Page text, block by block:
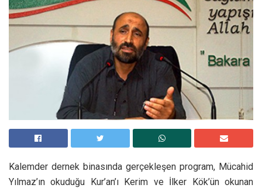
Kalemder dernek binasında gerçekleşen program, Mücahid
Yılmaz’ın okuduğu Kur’an’ı Kerim ve İlker Kök’ün okunan